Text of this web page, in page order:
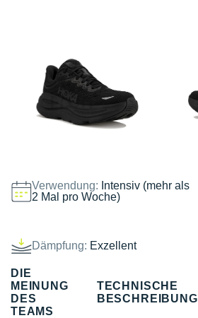
Verwendung: Intensiv (mehr als
2 Mal pro Woche)
Dämpfung: Exzellent
DIE
MEINUNG
DES
TEAMS
TECHNISCHE
BESCHREIBUNG